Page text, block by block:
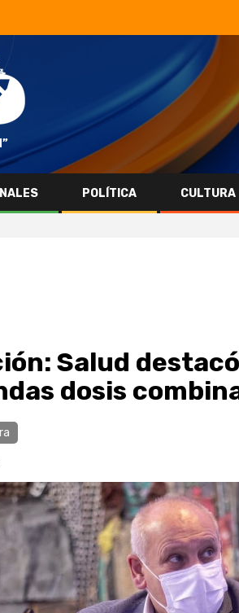
POLÍTICA CULTURA
Salud
dosis